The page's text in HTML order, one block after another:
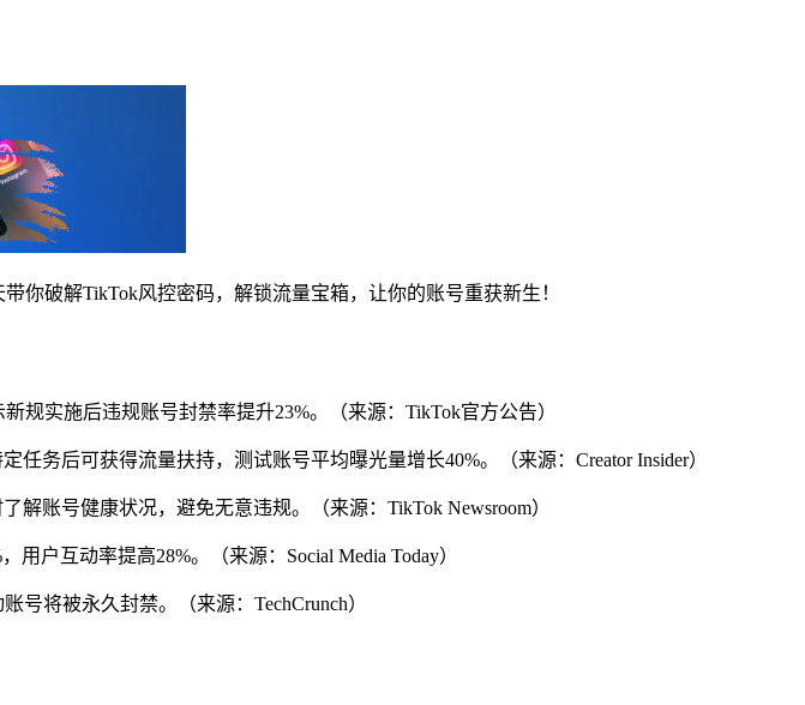
你破解TikTok风控密码，解锁流量宝箱，让你的账号重获新生！
规实施后违规账号封禁率提升23%。（来源：TikTok官方公告）
任务后可获得流量扶持，测试账号平均曝光量增长40%。（来源：Creator Insider）
解账号健康状况，避免无意违规。（来源：TikTok Newsroom）
户互动率提高28%。（来源：Social Media Today）
号将被永久封禁。（来源：TechCrunch）